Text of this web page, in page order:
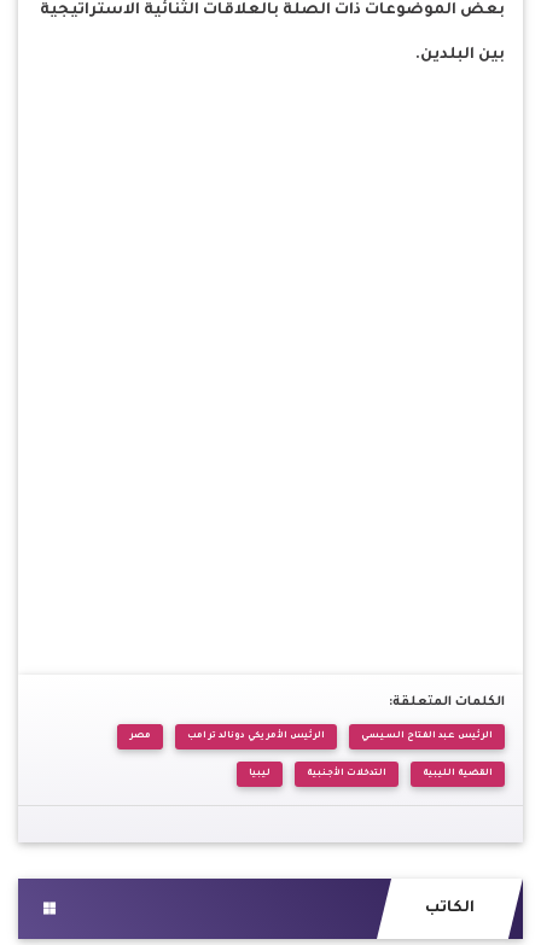
بعض الموضوعات ذات الصلة بالعلاقات الثنائية الاستراتيجية
بين البلدين.
الكلمات المتعلقة:
الرئيس عبد الفتاح السيسي الرئيس الأمريكي دونالد ترامب مصر
القضية الليبية التدخلات الأجنبية ليبيا
الكاتب